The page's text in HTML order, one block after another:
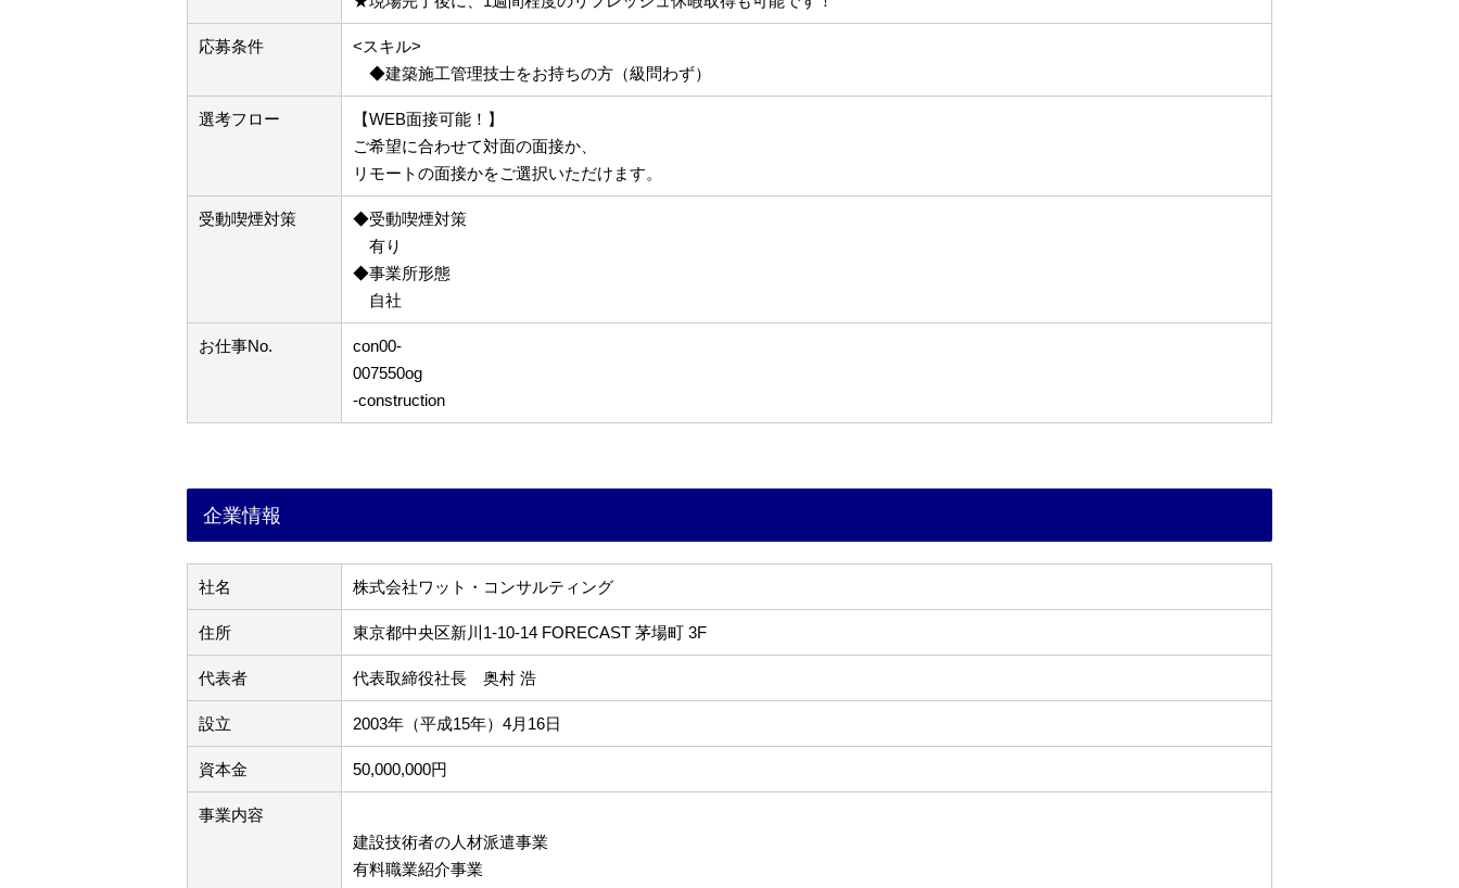
応募条件
<スキル>
◆建築施工管理技士をお持ちの方（級問わず）
選考フロー
【WEB面接可能！】
ご希望に合わせて対面の面接か、
リモートの面接かをご選択いただけます。
受動喫煙対策
◆受動喫煙対策
有り
◆事業所形態
自社
お仕事No.
con00-
007550og
-construction
企業情報
社名 株式会社ワット・コンサルティング
住所 東京都中央区新川1-10-14 FORECAST 茅場町 3F
代表者 代表取締役社長 奥村 浩
設立 2003年（平成15年）4月16日
資本金 50,000,000円
事業内容
建設技術者の人材派遣事業
有料職業紹介事業